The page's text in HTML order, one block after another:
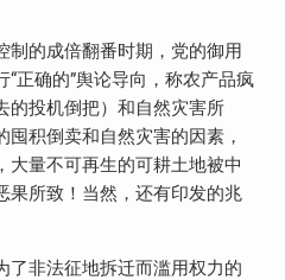
制的成倍翻番时期，党的御用
正确的”舆论导向，称农产品疯
的投机倒把）和自然灾害所
积倒卖和自然灾害的因素，
大量不可再生的可耕土地被中
果所致！当然，还有印发的兆
了非法征地拆迁而滥用权力的